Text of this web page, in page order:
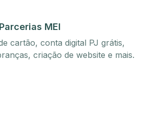
MEI
cartão, conta digital PJ grátis,
criação de website e mais.